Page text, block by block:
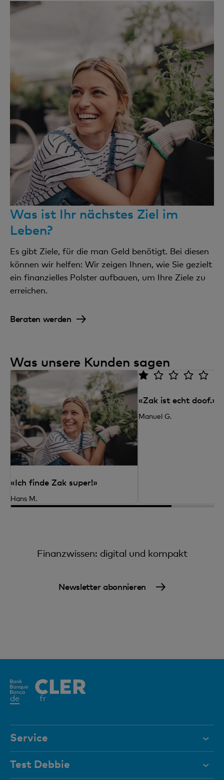
Was ist Ihr nächstes Ziel im
Leben?
Es gibt Ziele, für die man Geld benötigt. Bei diesen
können wir helfen: Wir zeigen Ihnen, wie Sie gezielt
ein finanzielles Polster aufbauen, um Ihre Ziele zu
erreichen.
Beraten werden
Was unsere Kunden sagen
«Ich finde Zak super!»
Hans M.
«Zak ist echt doof.»
Manuel G.
Finanzwissen: digital und kompakt
Newsletter abonnieren
deAktives
fr
Service
Hilfe & Kontakt
Test Debbie